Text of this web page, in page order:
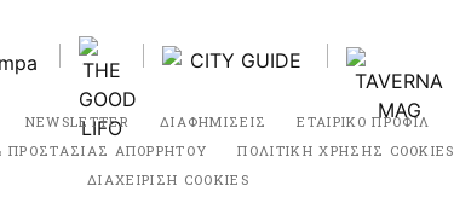
NEWSLETTER ΔΙΑΦΗΜΙΣΕΙΣ ΕΤΑΙΡΙΚΟ ΠΡΟΦΙΛ
ΠΡΟΣΤΑΣΙΑΣ ΑΠΟΡΡΗΤΟΥ
ΠΟΛΙΤΙΚΗ ΧΡΗΣΗΣ COOKIES
ΔΙΑΧΕΙΡΙΣΗ COOKIES